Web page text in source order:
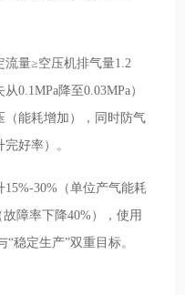
量≥空压机排气量1.2
0.1MPa降至0.03MPa）
能耗增加），同时防气
好率）。
30%（单位产气能耗
障率下降40%），使用
稳定生产”双重目标。